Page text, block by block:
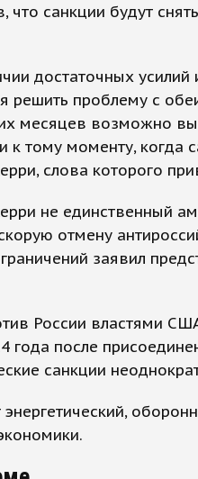
санкции будут
достаточных усилий
решить проблему с
месяцев возможно
к тому моменту, когда
слова которого
не единственный
отмену
заявил
России властями
года после
санкции
энергетический,